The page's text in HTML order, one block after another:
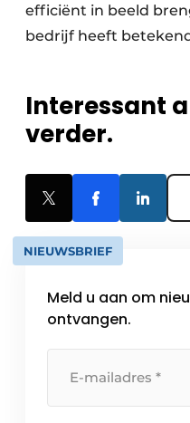
efficiënt in beeld
bedrijf heeft
Interessant
verder.
NIEUWSBRIEF
Meld u aan om
ontvangen.